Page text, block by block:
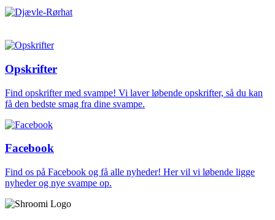
Opskrifter
Find opskrifter med svampe! Vi laver løbende opskrifter, så du kan
få den bedste smag fra dine svampe.
Facebook
Find os på Facebook og få alle nyheder! Her vil vi løbende ligge
nyheder og nye svampe op.